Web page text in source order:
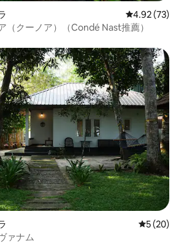
レビュー73
4.92 (73)
（クーノア）（Condé Nast推薦）
レビュー
5 (20)
ァナム